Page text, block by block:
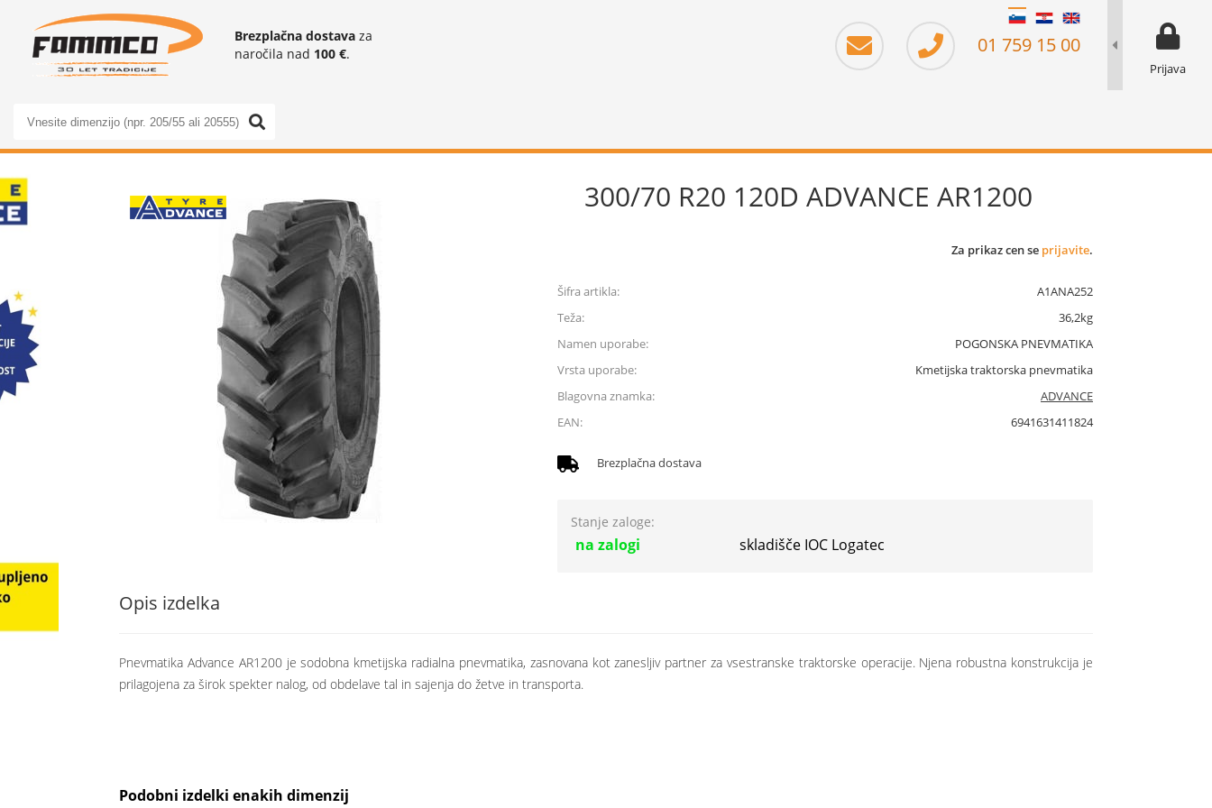
01 759 15 00
prikaz za
Prijava
Brezplačna dostava za
naročila nad 100 €.
300/70 R20 120D ADVANCE AR1200
Za prikaz cen se prijavite.
Šifra artikla:
A1ANA252
Teža:
36,2kg
Namen uporabe:
POGONSKA PNEVMATIKA
Vrsta uporabe:
Kmetijska traktorska pnevmatika
Blagovna znamka:
ADVANCE
EAN:
6941631411824
Brezplačna dostava
Stanje zaloge:
na zalogi skladišče IOC Logatec
Opis izdelka
Pnevmatika Advance AR1200 je sodobna kmetijska radialna pnevmatika, zasnovana kot zanesljiv partner za vsestranske traktorske operacije. Njena robustna konstrukcija je
prilagojena za širok spekter nalog, od obdelave tal in sajenja do žetve in transporta.
Podobni izdelki enakih dimenzij